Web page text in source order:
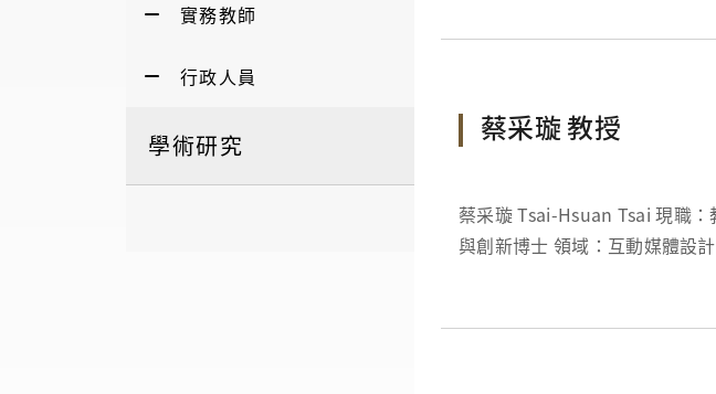
實務教師
行政人員
學術研究 蔡采璇 教授
蔡采璇 Tsai-Hsuan Tsai 現職：教授 Professor 學歷：英國德蒙特福大學設計理論
與創新博士 領域：互動媒體設計與應用，數位內容與服務設計，人機介面與使用